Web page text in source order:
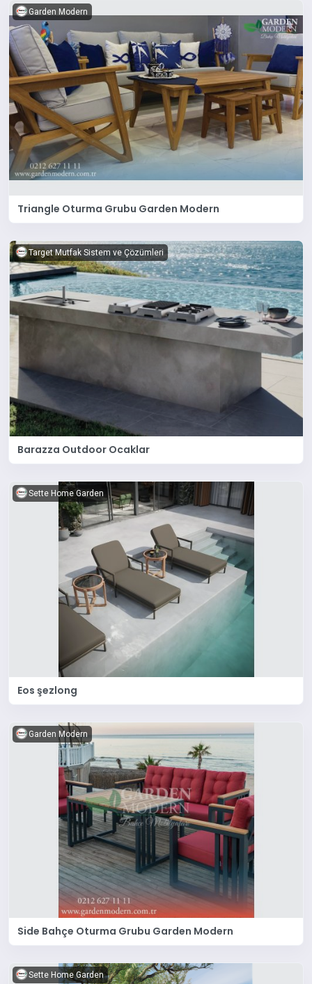
Garden Modern
Triangle Oturma Grubu Garden Modern
Target Mutfak Sistem ve Çözümleri
Barazza Outdoor Ocaklar
Sette Home Garden
Eos şezlong
Garden Modern
Side Bahçe Oturma Grubu Garden Modern
Sette Home Garden